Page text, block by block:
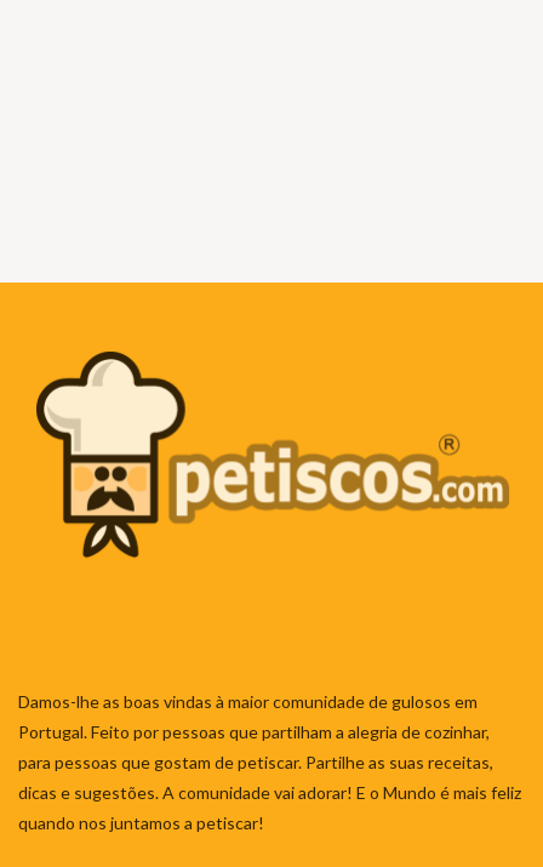
Damos-lhe as boas vindas à maior comunidade de gulosos em
Portugal. Feito por pessoas que partilham a alegria de cozinhar,
para pessoas que gostam de petiscar. Partilhe as suas receitas,
dicas e sugestões. A comunidade vai adorar! E o Mundo é mais feliz
quando nos juntamos a petiscar!